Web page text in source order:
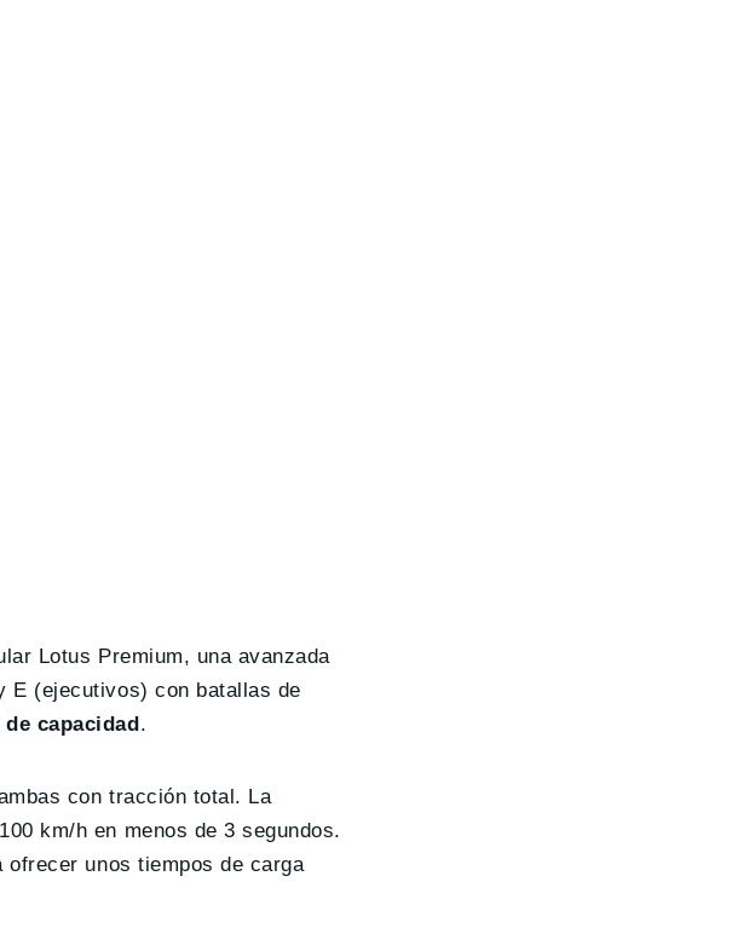
Lotus Premium, una avanzada
E (ejecutivos) con batallas de
capacidad.
con tracción total. La
km/h en menos de 3 segundos.
ofrecer unos tiempos de carga